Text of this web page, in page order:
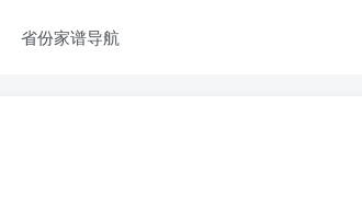
省份家谱导航